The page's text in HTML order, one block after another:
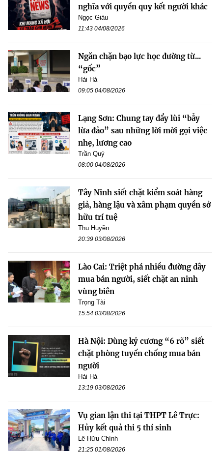
nghĩa với quyền quy kết người khác
Ngọc Giàu
11:43 04/08/2026
Ngăn chặn bạo lực học đường từ...
“gốc”
Hải Hà
09:05 04/08/2026
Lạng Sơn: Chung tay đẩy lùi “bẫy
lừa đảo” sau những lời mời gọi việc
nhẹ, lương cao
Trần Quý
08:00 04/08/2026
Tây Ninh siết chặt kiểm soát hàng
giả, hàng lậu và xâm phạm quyền sở
hữu trí tuệ
Thu Huyền
20:39 03/08/2026
Lào Cai: Triệt phá nhiều đường dây
mua bán người, siết chặt an ninh
vùng biên
Trọng Tài
15:54 03/08/2026
Hà Nội: Dùng kỷ cương “6 rõ” siết
chặt phòng tuyến chống mua bán
người
Hải Hà
13:19 03/08/2026
Vụ gian lận thi tại THPT Lê Trực:
Hủy kết quả thi 5 thí sinh
Lê Hữu Chính
21:25 01/08/2026